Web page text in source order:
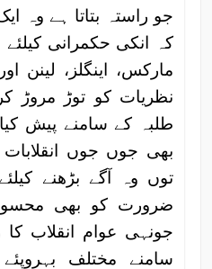
جو راستہ بتاتا ہے وہ
کہ انکی حکمرانی
مارکس، اینگلز، لینن
نظریات کو توڑ مروڑ
طلبہ کے سامنے پیش
بھی جوں جوں
توں وہ آگے بڑھنے
ضرورت کو بھی
جونہی عوام انقلاب
سامنے مختلف